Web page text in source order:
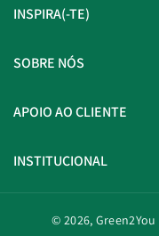
INSPIRA(-TE)
SOBRE NÓS
APOIO AO CLIENTE
INSTITUCIONAL
© 2026, Green2You